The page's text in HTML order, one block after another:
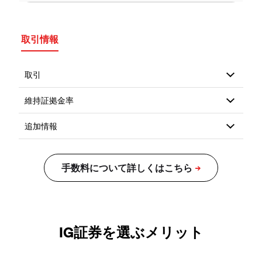
取引情報
IG証券を選ぶメリット